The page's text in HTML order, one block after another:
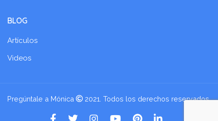
BLOG
Artículos
Videos
Pregúntale a Mónica 2021. Todos los derechos reservados.